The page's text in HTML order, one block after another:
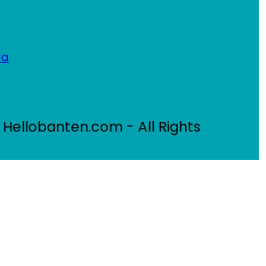
- All Rights